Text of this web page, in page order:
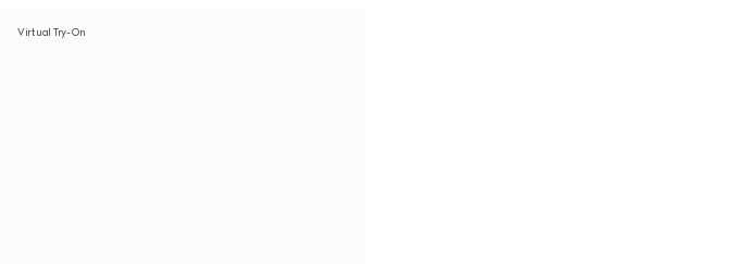
Virtual Try-On